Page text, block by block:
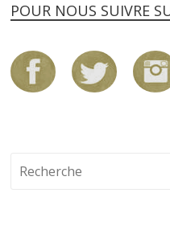
POUR NOUS SUIVRE